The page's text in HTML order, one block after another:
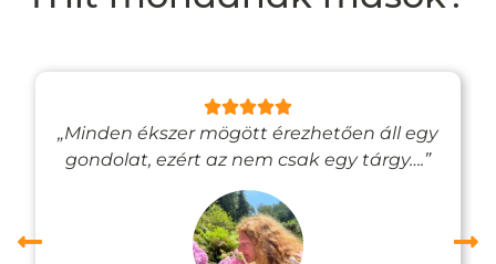
„Minden ékszer mögött érezhetően áll egy
gondolat, ezért az nem csak egy tárgy….”